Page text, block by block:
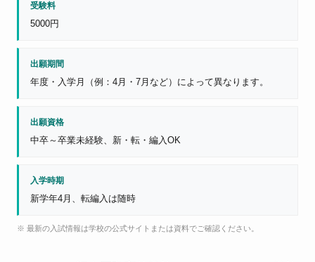
受験料
5000円
出願期間
年度・入学月（例：4月・7月など）によって異なります。
出願資格
中卒～卒業未経験、新・転・編入OK
入学時期
新学年4月、転編入は随時
※ 最新の入試情報は学校の公式サイトまたは資料でご確認ください。